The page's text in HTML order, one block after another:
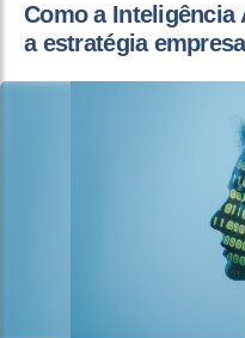
Como a
a estratégia